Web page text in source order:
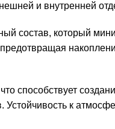
и внутренней
состав, который
способствует
к